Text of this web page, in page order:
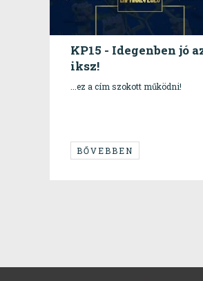
KP15 - Idegenben jó
iksz!
...ez a cím szokott működni!
BŐVEBBEN